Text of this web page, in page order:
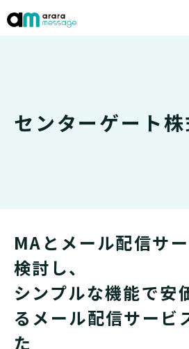
お客様の声
センターゲート
MAとメール配信サ
検討し、
シンプルな機能で安
るメール配信サービ
た